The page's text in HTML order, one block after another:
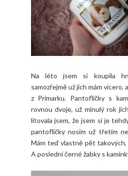
Na léto jsem si koupila
samozřejmě už jich mám vícero,
z Primarku. Pantoflíčky s
rovnou dvoje, už minulý rok
litovala jsem, že jsem si je
pantoflíčky nosím už třetím
Mám teď vlastně pět takových,
A poslední černé žabky s